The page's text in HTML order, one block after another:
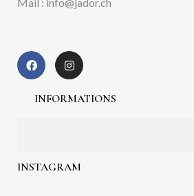
INFORMATIONS
INSTAGRAM